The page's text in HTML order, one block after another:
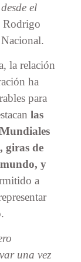
el
Rodrigo
la relación
ha
para
las
giras de
y
a
una vez